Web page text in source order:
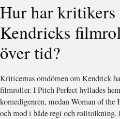
Hur har kritikers
Kendricks
över tid?
Kriticernas omdömen om Kendrick
filmroller. I Pitch Perfect hyllades
komedigenren, medan Woman of the
och mod i både regi och rolltolkning.